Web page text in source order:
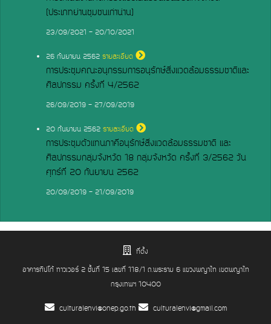
(ประเภทย่านชุมชนเก่าน่าน)
23/09/2021 - 20/10/2021
26 กันยายน 2562 รายละเอียด
การประชุมคณะอนุกรรมการอนุรักษ์สิ่งแวดล้อมธรรมชาติและ
ศิลปกรรม ครั้งที่ 4/2562
26/09/2019 - 27/09/2019
20 กันยายน 2562 รายละเอียด
การประชุมตัวแทนภาคีอนุรักษ์สิ่งแวดล้อมธรรมชาติ และ
ศิลปกรรมกลุ่มจังหวัด 18 กลุ่มจังหวัด ครั้งที่ 3/2562 วัน
ศุกร์ที่ 20 กันยายน 2562
20/09/2019 - 21/09/2019
ที่ตั้ง
อาคารทิปโก้ ทาวเวอร์ 2 ชั้นที่ 15 เลขที่ 118/1 ถ.พระราม 6 แขวงพญาไท เขตพญาไท
กรุงเทพฯ 10400
culturalenvi@onep.go.th culturalenvi@gmail.com